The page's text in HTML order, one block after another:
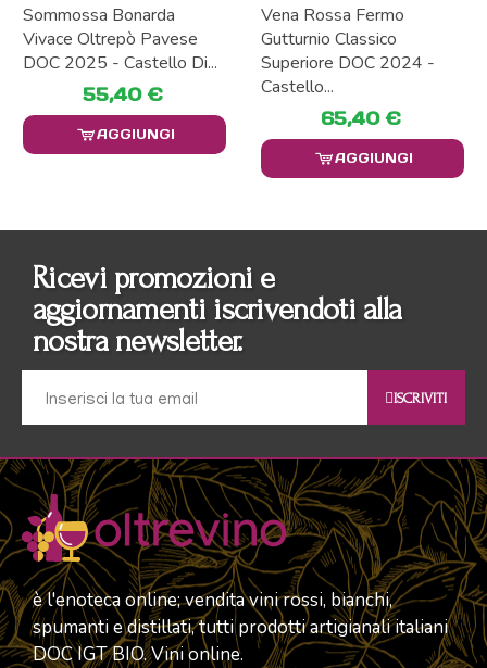
Sommossa Bonarda
Vivace Oltrepò Pavese
DOC 2025 - Castello Di...
55,40 €
AGGIUNGI
Vena Rossa Fermo
Gutturnio Classico
Superiore DOC 2024 -
Castello...
65,40 €
AGGIUNGI
Ricevi promozioni e
aggiornamenti iscrivendoti alla
nostra newsletter.
ISCRIVITI
è l'enoteca online; vendita vini rossi, bianchi,
spumanti e distillati, tutti prodotti artigianali italiani
DOC IGT BIO. Vini online.